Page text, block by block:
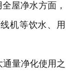
屋净水方面，
机等饮水、用
量净化使用之